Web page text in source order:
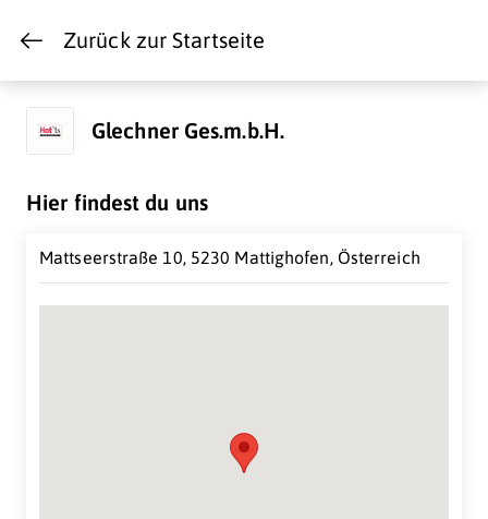
Zurück zur Startseite
Glechner Ges.m.b.H.
Hier findest du uns
Mattseerstraße 10, 5230 Mattighofen, Österreich